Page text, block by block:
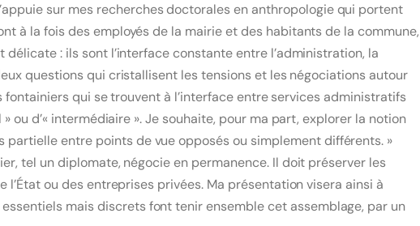
sur mes recherches doctorales en anthropologie qui portent
à la fois des employés de la mairie et des habitants de la commune,
: ils sont l’interface constante entre l’administration, la
questions qui cristallisent les tensions et les négociations autour
qui se trouvent à l’interface entre services administratifs
d’« intermédiaire ». Je souhaite, pour ma part, explorer la notion
entre points de vue opposés ou simplement différents. »
tel un diplomate, négocie en permanence. Il doit préserver les
ou des entreprises privées. Ma présentation visera ainsi à
mais discrets font tenir ensemble cet assemblage, par un